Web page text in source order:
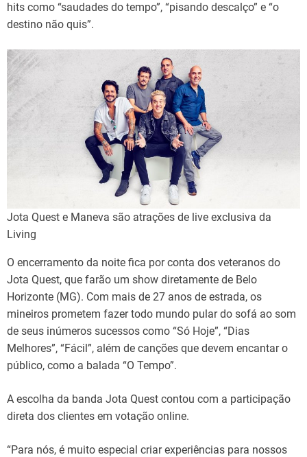
hits como “saudades do tempo”, “pisando descalço” e “o
destino não quis”.
Jota Quest e Maneva são atrações de live exclusiva da
Living
O encerramento da noite fica por conta dos veteranos do
Jota Quest, que farão um show diretamente de Belo
Horizonte (MG). Com mais de 27 anos de estrada, os
mineiros prometem fazer todo mundo pular do sofá ao som
de seus inúmeros sucessos como “Só Hoje”, “Dias
Melhores”, “Fácil”, além de canções que devem encantar o
público, como a balada “O Tempo”.
A escolha da banda Jota Quest contou com a participação
direta dos clientes em votação online.
“Para nós, é muito especial criar experiências para nossos